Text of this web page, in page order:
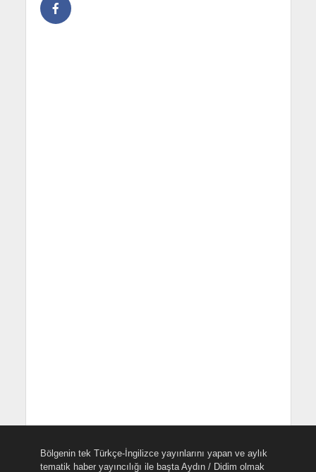
Bölgenin tek Türkçe-İngilizce yayınlarını yapan ve aylık
tematik haber yayıncılığı ile başta Aydın / Didim olmak